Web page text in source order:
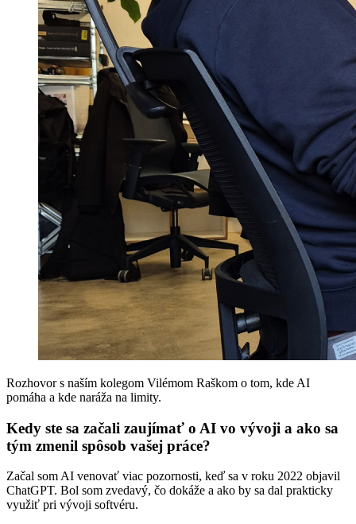
Rozhovor s naším kolegom Vilémom Raškom o tom, kde AI
pomáha a kde naráža na limity.
Kedy ste sa začali zaujímať o AI vo vývoji a ako sa
tým zmenil spôsob vašej práce?
Začal som AI venovať viac pozornosti, keď sa v roku 2022 objavil
ChatGPT. Bol som zvedavý, čo dokáže a ako by sa dal prakticky
využiť pri vývoji softvéru.